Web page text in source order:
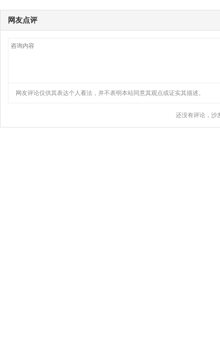
网友点评
网友评论仅供其表达个人看法，并不表明本站同意其观点或证实其描述。
还没有评论，沙